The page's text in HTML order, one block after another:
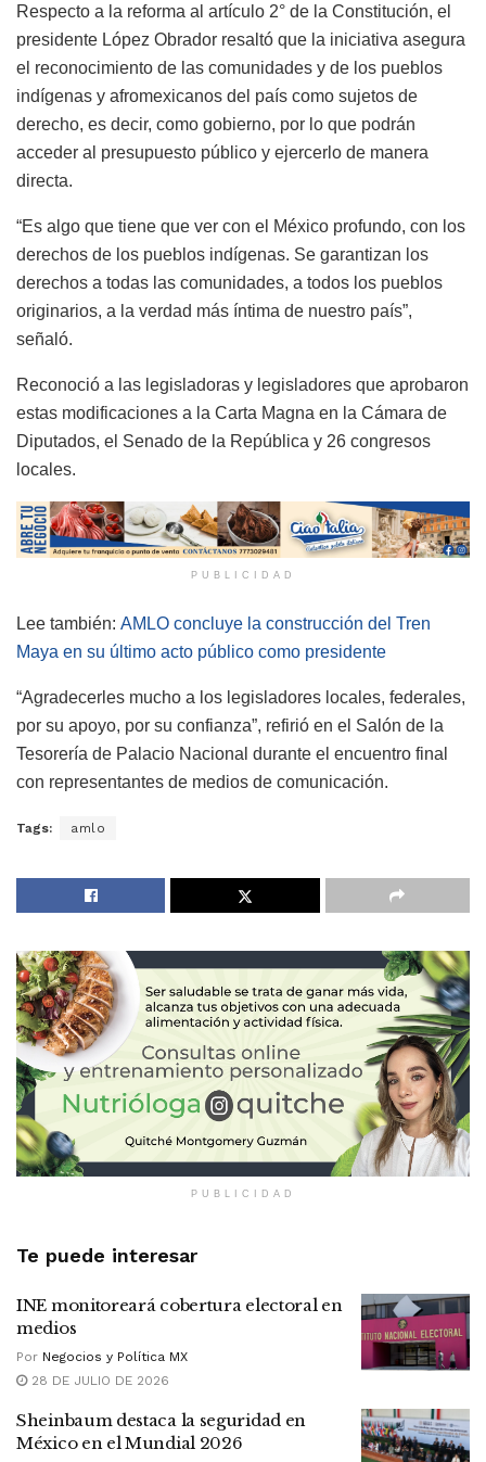
Respecto a la reforma al artículo 2° de la Constitución, el
presidente López Obrador resaltó que la iniciativa asegura
el reconocimiento de las comunidades y de los pueblos
indígenas y afromexicanos del país como sujetos de
derecho, es decir, como gobierno, por lo que podrán
acceder al presupuesto público y ejercerlo de manera
directa.
“Es algo que tiene que ver con el México profundo, con los
derechos de los pueblos indígenas. Se garantizan los
derechos a todas las comunidades, a todos los pueblos
originarios, a la verdad más íntima de nuestro país”,
señaló.
Reconoció a las legisladoras y legisladores que aprobaron
estas modificaciones a la Carta Magna en la Cámara de
Diputados, el Senado de la República y 26 congresos
locales.
PUBLICIDAD
Lee también: AMLO concluye la construcción del Tren
Maya en su último acto público como presidente
“Agradecerles mucho a los legisladores locales, federales,
por su apoyo, por su confianza”, refirió en el Salón de la
Tesorería de Palacio Nacional durante el encuentro final
con representantes de medios de comunicación.
Tags: amlo
PUBLICIDAD
Te puede interesar
INE monitoreará cobertura electoral en
medios
Por Negocios y Política MX
28 DE JULIO DE 2026
Sheinbaum destaca la seguridad en
México en el Mundial 2026